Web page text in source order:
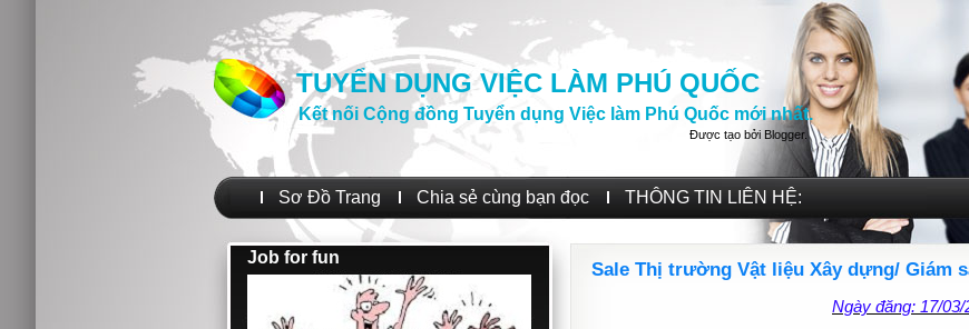
TUYỂN DỤNG VIỆC LÀM PHÚ QUỐC
Kết nối Cộng đồng Tuyển dụng Việc làm Phú Quốc mới nhất.
Được tạo bởi Blogger.
Sơ Đồ Trang Chia sẻ cùng bạn đọc THÔNG TIN LIÊN HỆ:
Job for fun
Sale Thị trường Vật liệu Xây dựng/ Giám
Ngày đăng: 17/03/